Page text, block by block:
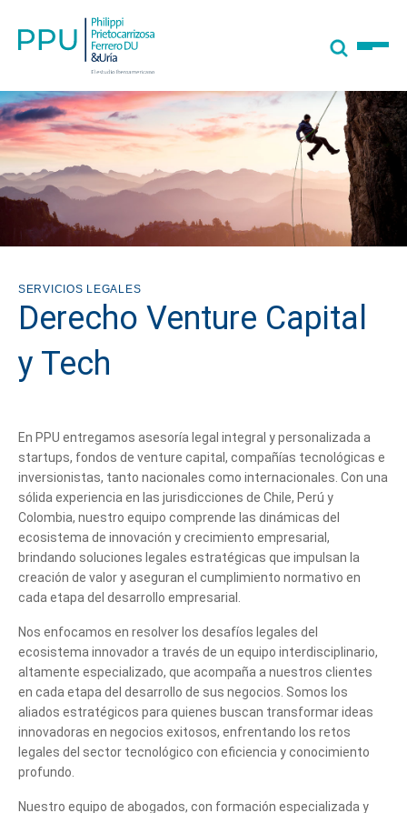
SERVICIOS LEGALES
Derecho Venture Capital
y Tech
En PPU entregamos asesoría legal integral y personalizada a
startups, fondos de venture capital, compañías tecnológicas e
inversionistas, tanto nacionales como internacionales. Con una
sólida experiencia en las jurisdicciones de Chile, Perú y
Colombia, nuestro equipo comprende las dinámicas del
ecosistema de innovación y crecimiento empresarial,
brindando soluciones legales estratégicas que impulsan la
creación de valor y aseguran el cumplimiento normativo en
cada etapa del desarrollo empresarial.
Nos enfocamos en resolver los desafíos legales del
ecosistema innovador a través de un equipo interdisciplinario,
altamente especializado, que acompaña a nuestros clientes
en cada etapa del desarrollo de sus negocios. Somos los
aliados estratégicos para quienes buscan transformar ideas
innovadoras en negocios exitosos, enfrentando los retos
legales del sector tecnológico con eficiencia y conocimiento
profundo.
Nuestro equipo de abogados, con formación especializada y